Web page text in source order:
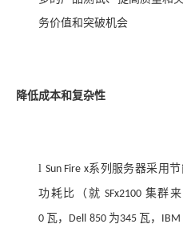
务价值和突破机会
降低成本和复杂性
l Sun Fire x系列服务器采用
功耗比（就 SFx2100 集群
0 瓦， Dell 850 为345 瓦， IBM